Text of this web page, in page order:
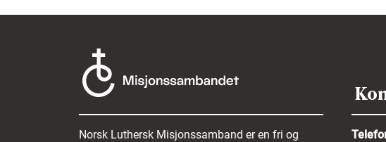
Norsk Luthersk Misjonssamband er en fri og